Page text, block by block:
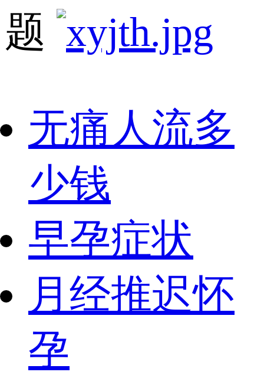
题
无痛人流多
少钱
早孕症状
月经推迟怀
孕